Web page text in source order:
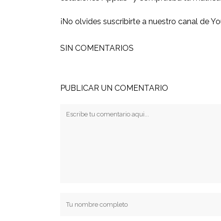
¡No olvides suscribirte a nuestro canal de
SIN COMENTARIOS
PUBLICAR UN COMENTARIO